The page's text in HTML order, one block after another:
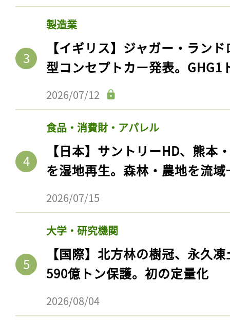
製造業
【イギリス】ジャガー・ラン
型コンセプトカー発表。GHG1
2026/07/12
食品・消費財・アパレル
【日本】サントリーHD、熊本
を湿地再生。森林・農地を流
2026/07/15
大学・研究機関
【国際】北方林の樹冠、永久
590億トン保護。初の定量化
2026/08/04